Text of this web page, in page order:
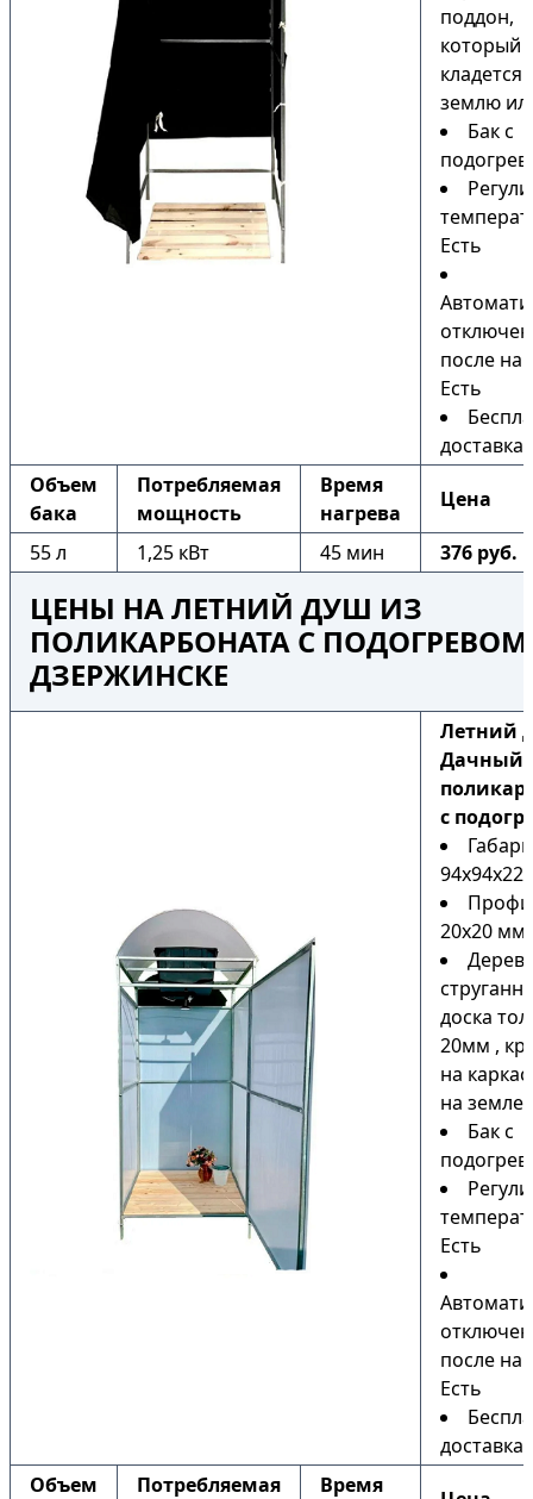
поддон,
который
кладется
землю
Бак с
Есть
после
Есть
доставка
Объем
бака
Потребляемая
мощность
Время
нагрева
Цена
55 л 1,25 кВт 45 мин 376 руб.
ЦЕНЫ НА ЛЕТНИЙ ДУШ ИЗ
ПОЛИКАРБОНАТА С ПОДОГРЕВОМ
ДЗЕРЖИНСКЕ
Летний
Дачный
с
20х20 мм
доска
20мм ,
на
на земле)
Бак с
Есть
после
Есть
доставка
Объем
Потребляемая Время